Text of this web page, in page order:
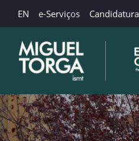
EN e-Serviços